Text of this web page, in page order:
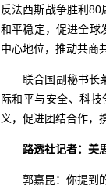
反法西斯战争胜利
和平稳定，促进全球
中心地位，推动共商
联合国副秘书长
际和平与安全、科
义，促进团结合作，
路透社记者：美
郭嘉昆：你提到